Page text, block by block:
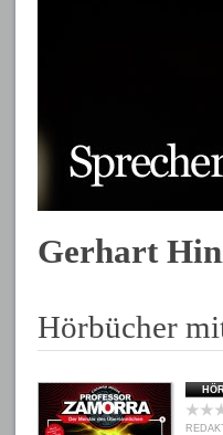
Gerhart
Hörbücher